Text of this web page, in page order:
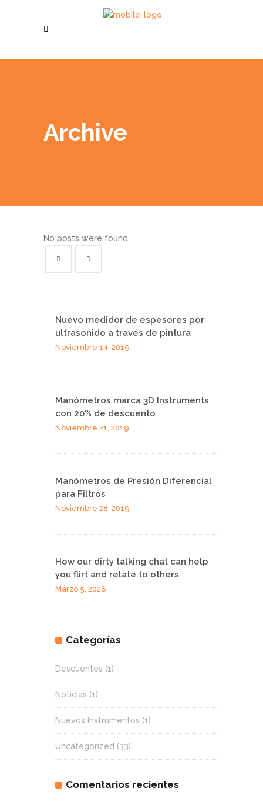
Archive
No posts were found.
Nuevo medidor de espesores por
ultrasonido a través de pintura
Noviembre 14, 2019
Manómetros marca 3D Instruments
con 20% de descuento
Noviembre 21, 2019
Manómetros de Presión Diferencial
para Filtros
Noviembre 28, 2019
How our dirty talking chat can help
you flirt and relate to others
Marzo 5, 2026
Categorías
Descuentos (1)
Noticias (1)
Nuevos Instrumentos (1)
Uncategorized (33)
Comentarios recientes